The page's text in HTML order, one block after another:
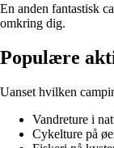
En anden fantastisk
omkring dig.
Populære
Uanset hvilken
Vandreture i
Cykelture på